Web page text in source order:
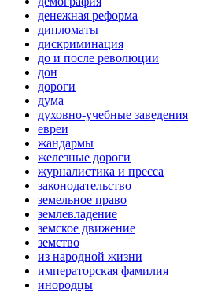
денежная реформа
дипломаты
дискриминация
до и после революции
дон
дороги
дума
духовно-учебные заведения
евреи
жандармы
железные дороги
журналистика и пресса
законодательство
земельное право
землевладение
земское движение
земство
из народной жизни
императорская фамилия
инородцы